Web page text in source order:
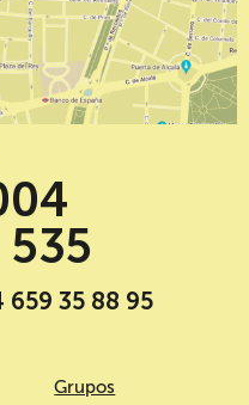
35 88 95
Grupos